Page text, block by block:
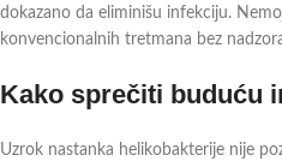
dokazano da eliminišu infekciju.
konvencionalnih tretmana bez
Kako sprečiti buduću
Uzrok nastanka helikobakterije nije